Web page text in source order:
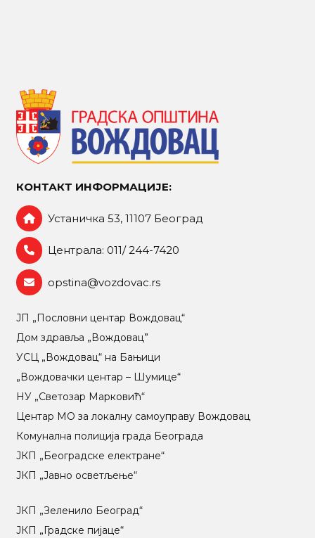
КОНТАКТ ИНФОРМАЦИЈЕ:
Устаничка 53, 11107 Београд
Централа: 011/ 244-7420
opstina@vozdovac.rs
ЈП „Пословни центар Вождовац“
Дом здравља „Вождовац”
УСЦ „Вождовац“ на Бањици
„Вождовачки центар – Шумице“
НУ „Светозар Марковић“
Центар МO за локалну самоуправу Вождовац
Комунална полиција града Београда
ЈКП „Београдске електране“
ЈКП „Јавно осветљење“
ЈКП „Зеленило Београд“
ЈКП „Градске пијаце“